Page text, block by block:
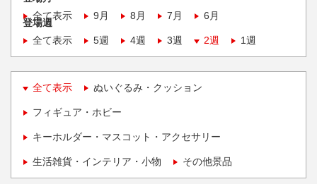
全て表示
9月 8月 7月 6月
登場週
全て表示
5週 4週 3週 2週 1週
全て表示 ぬいぐるみ・クッション
フィギュア・ホビー
キーホルダー・マスコット・アクセサリー
生活雑貨・インテリア・小物 その他景品